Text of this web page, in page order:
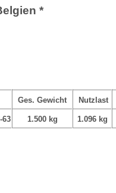
*
Ges. Gewicht Nutzlast
63 1.500 kg 1.096 kg